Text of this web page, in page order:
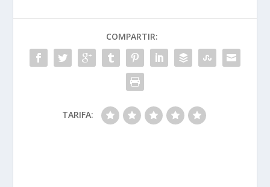
COMPARTIR:
TARIFA: